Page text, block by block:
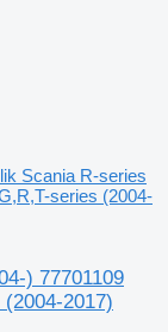
Scania R-series
series (2004-
) 77701109
2017)